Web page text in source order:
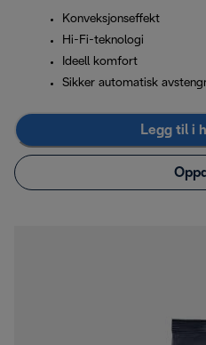
Konveksjonseffekt
Hi-Fi-teknologi
Ideell komfort
Sikker automatisk
Legg til i